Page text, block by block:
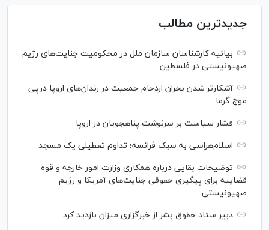
جدیدترین مطالب
بیانیه کارشناسان سازمان ملل در محکومیت جنایت‌های رژیم
صهیونیستی در فلسطین
آشکارتر شدن بحران ازدحام جمعیت در زندان‌های اروپا درپی
موج گرما
فشار سیاست بر سرنوشت پناهجویان در اروپا
اسلام‌هراسی به سبک فرانسه؛ تداوم تعطیلی یک مسجد
توضیحات بقایی درباره همکاری وزارت امور خارجه و قوه
قضاییه برای پیگیری حقوقی جنایت‌های آمریکا و رژیم
صهیونیستی
دبیر ستاد حقوق بشر از خبرگزاری میزان بازدید کرد